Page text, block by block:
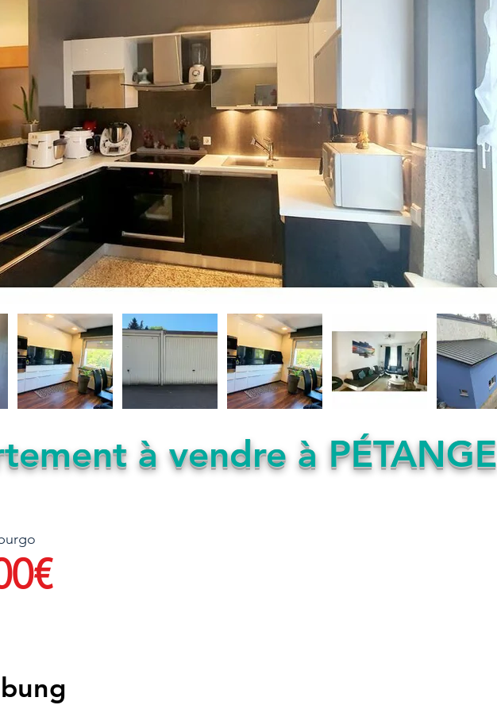
à vendre à PÉTANGE